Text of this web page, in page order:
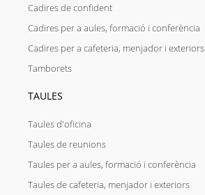
Cadires de confident
Cadires per a aules, formació i conferència
Cadires per a cafeteria, menjador i exteriors
Tamborets
TAULES
Taules d'oficina
Taules de reunions
Taules per a aules, formació i conferència
Taules de cafeteria, menjador i exteriors